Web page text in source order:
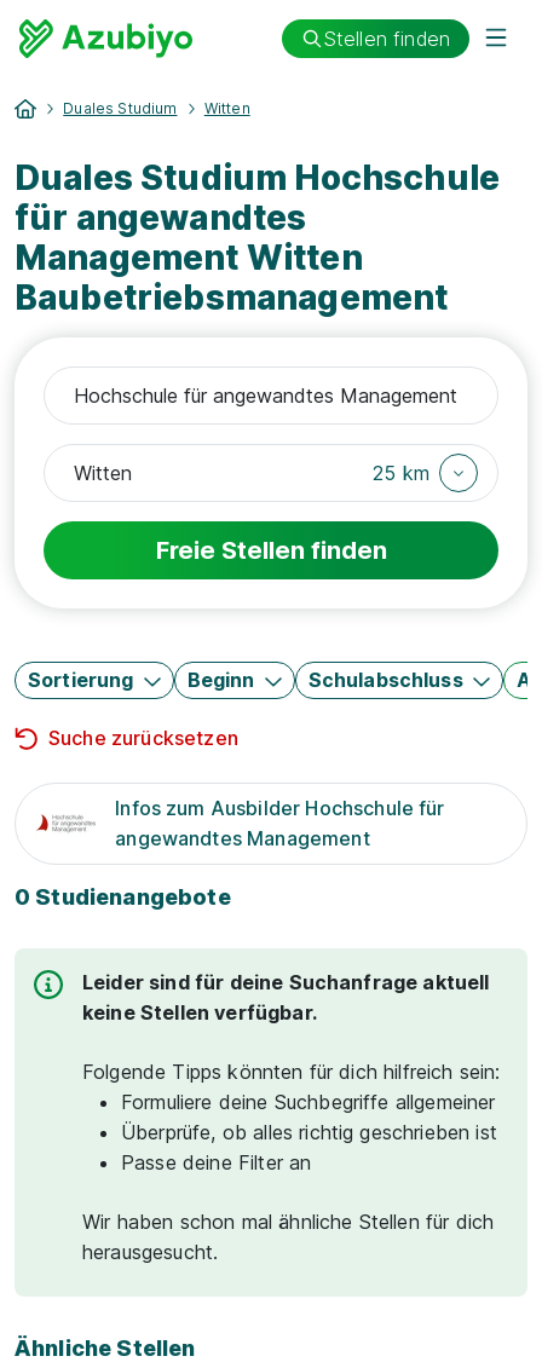
Stellen finden
Duales Studium Witten
Duales Studium Hochschule
für angewandtes
Management Witten
Baubetriebsmanagement
25 km
Freie Stellen finden
Sortierung Beginn Schulabschluss
Suche zurücksetzen
Infos zum Ausbilder Hochschule für
angewandtes Management
0 Studienangebote
Leider sind für deine Suchanfrage aktuell
keine Stellen verfügbar.
Folgende Tipps könnten für dich hilfreich sein:
Formuliere deine Suchbegriffe allgemeiner
Überprüfe, ob alles richtig geschrieben ist
Passe deine Filter an
Wir haben schon mal ähnliche Stellen für dich
herausgesucht.
Ähnliche Stellen